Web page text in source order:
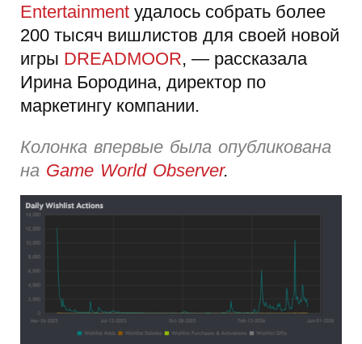
Entertainment удалось собрать более
200 тысяч вишлистов для своей новой
игры DREADMOOR, — рассказала
Ирина Бородина, директор по
маркетингу компании.
Колонка впервые была опубликована
на Game World Observer.